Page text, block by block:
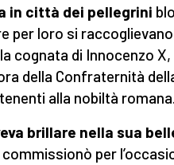
in città dei pellegrini
per loro si
cognata di Innocenzo
della Confraternità
alla nobiltà romana.
brillare nella sua
per